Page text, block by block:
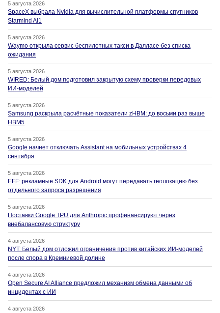
5 августа 2026
SpaceX выбрала Nvidia для вычислительной платформы спутников
Starmind AI1
5 августа 2026
Waymo открыла сервис беспилотных такси в Далласе без списка
ожидания
5 августа 2026
WIRED: Белый дом подготовил закрытую схему проверки передовых
ИИ-моделей
5 августа 2026
Samsung раскрыла расчётные показатели zHBM: до восьми раз выше
HBM5
5 августа 2026
Google начнет отключать Assistant на мобильных устройствах 4
сентября
5 августа 2026
EFF: рекламные SDK для Android могут передавать геолокацию без
отдельного запроса разрешения
5 августа 2026
Поставки Google TPU для Anthropic профинансируют через
внебалансовую структуру
4 августа 2026
NYT: Белый дом отложил ограничения против китайских ИИ-моделей
после спора в Кремниевой долине
4 августа 2026
Open Secure AI Alliance предложил механизм обмена данными об
инцидентах с ИИ
4 августа 2026